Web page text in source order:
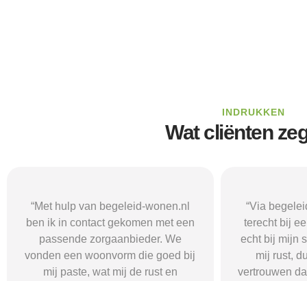
INDRUKKEN
Wat cliënten
“Via begeleid-wonen.nl kwam ik
terecht bij een zorgaanbieder die
echt bij mijn situatie paste. Dat gaf
mij rust, duidelijkheid en het
vertrouwen dat ik met de juiste hulp
“Met hulp
vond
ik nodig
mij